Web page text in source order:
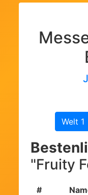
Welt 1
"Fruity
#